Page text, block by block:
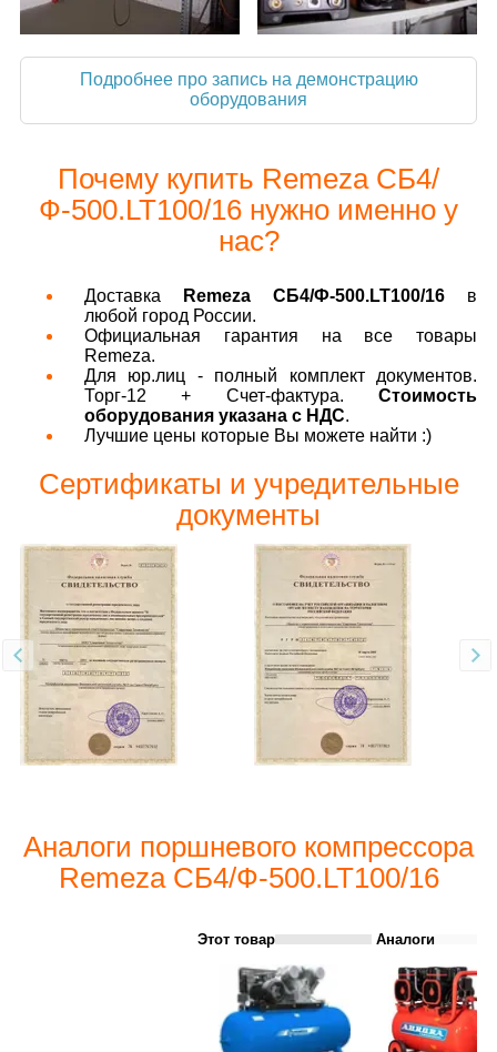
Подробнее про запись на демонстрацию
оборудования
Почему купить Remeza СБ4/
Ф-500.LT100/16 нужно именно у
нас?
Доставка Remeza СБ4/Ф-500.LT100/16 в
любой город России.
Официальная гарантия на все товары
Remeza.
Для юр.лиц - полный комплект документов.
Торг-12 + Счет-фактура. Стоимость
оборудования указана с НДС.
Лучшие цены которые Вы можете найти :)
Сертификаты и учредительные
документы
Аналоги поршневого компрессора
Remeza СБ4/Ф-500.LT100/16
Этот товар Аналоги